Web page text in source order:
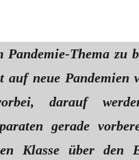
Pandemie-Thema zu
auf neue Pandemien
darauf
gerade
Klasse über den